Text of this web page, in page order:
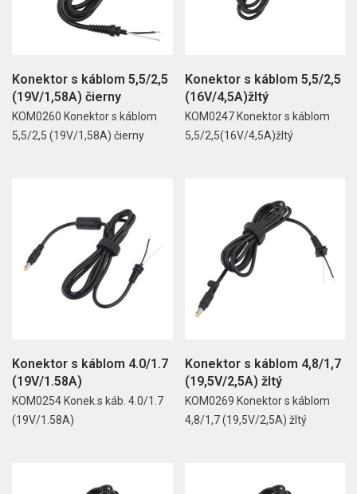
Konektor s káblom 5,5/2,5
(19V/1,58A) čierny
KOM0260 Konektor s káblom
5,5/2,5 (19V/1,58A) čierny
Konektor s káblom 5,5/2,5
(16V/4,5A)žltý
KOM0247 Konektor s káblom
5,5/2,5(16V/4,5A)žltý
Konektor s káblom 4.0/1.7
(19V/1.58A)
KOM0254 Konek.s káb. 4.0/1.7
(19V/1.58A)
Konektor s káblom 4,8/1,7
(19,5V/2,5A) žltý
KOM0269 Konektor s káblom
4,8/1,7 (19,5V/2,5A) žltý